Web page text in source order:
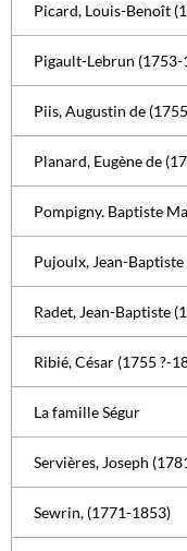
Picard, Louis-Benoît
Pigault-Lebrun (1753-
Piis, Augustin de
Planard, Eugène de
Pompigny. Baptiste
Pujoulx, Jean-Baptiste
Radet, Jean-Baptiste
Ribié, César (1755 ?-
La famille Ségur
Servières, Joseph
Sewrin, (1771-1853)